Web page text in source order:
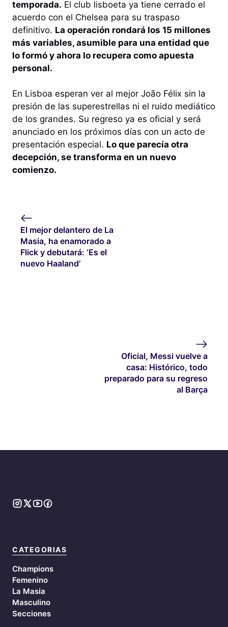
temporada. El club lisboeta ya tiene cerrado el
acuerdo con el Chelsea para su traspaso
definitivo. La operación rondará los 15 millones
más variables, asumible para una entidad que
lo formó y ahora lo recupera como apuesta
personal.
En Lisboa esperan ver al mejor João Félix sin la
presión de las superestrellas ni el ruido mediático
de los grandes. Su regreso ya es oficial y será
anunciado en los próximos días con un acto de
presentación especial. Lo que parecía otra
decepción, se transforma en un nuevo
comienzo.
El mejor delantero de La
Masia, ha enamorado a
Flick y debutará: ‘Es el
nuevo Haaland’
Oficial, Messi vuelve a
casa: Histórico, todo
preparado para su regreso
al Barça
CATEGORIAS
Champions
Femenino
La Masia
Masculino
Secciones